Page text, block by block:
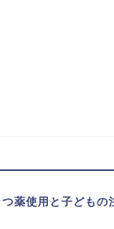
薬使用と子どもの